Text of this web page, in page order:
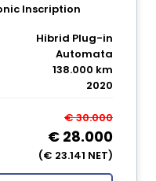
Inscription
Hibrid Plug-in
Automata
138.000 km
2020
€ 30.000
€ 28.000
(€ 23.141 NET)